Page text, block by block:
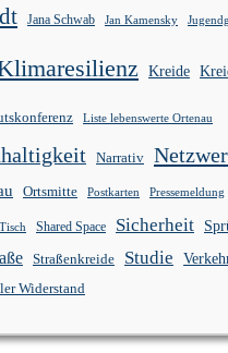
Jana Schwab Jan Kamensky
Kreide
Liste lebenswerte Ortenau
Narrativ
Ortsmitte Postkarten Pressemeldung
Shared Space Sicherheit
Straßenkreide Studie
Widerstand